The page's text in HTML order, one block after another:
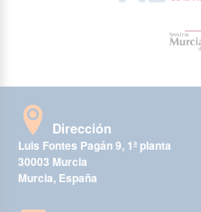
Dirección
Luis Fontes Pagán 9, 1ª planta
30003 Murcia
Murcia, España